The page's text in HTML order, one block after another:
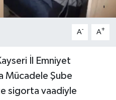
A- A+
İl Emniyet
Mücadele Şube
sigorta vaadiyle